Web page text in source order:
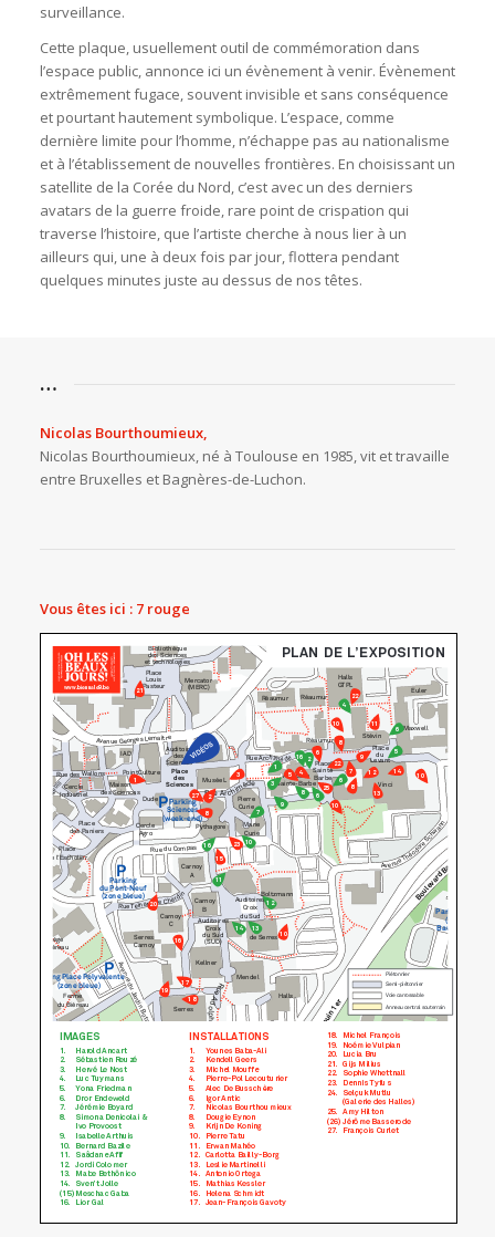
surveillance.
Cette plaque, usuellement outil de commémoration dans
l’espace public, annonce ici un évènement à venir. Évènement
extrêmement fugace, souvent invisible et sans conséquence
et pourtant hautement symbolique. L’espace, comme
dernière limite pour l’homme, n’échappe pas au nationalisme
et à l’établissement de nouvelles frontières. En choisissant un
satellite de la Corée du Nord, c’est avec un des derniers
avatars de la guerre froide, rare point de crispation qui
traverse l’histoire, que l’artiste cherche à nous lier à un
ailleurs qui, une à deux fois par jour, flottera pendant
quelques minutes juste au dessus de nos têtes.
…
Nicolas Bourthoumieux,
Nicolas Bourthoumieux, né à Toulouse en 1985, vit et travaille
entre Bruxelles et Bagnères-de-Luchon.
Vous êtes ici : 7 rouge